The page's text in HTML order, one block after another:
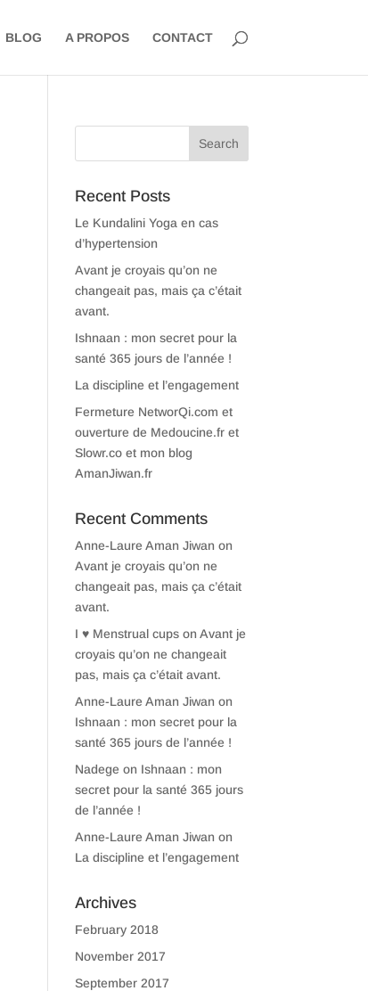
BLOG A PROPOS CONTACT
Recent Posts
Le Kundalini Yoga en cas
d’hypertension
Avant je croyais qu’on ne
changeait pas, mais ça c’était
avant.
Ishnaan : mon secret pour la
santé 365 jours de l’année !
La discipline et l’engagement
Fermeture NetworQi.com et
ouverture de Medoucine.fr et
Slowr.co et mon blog
AmanJiwan.fr
Recent Comments
Anne-Laure Aman Jiwan on
Avant je croyais qu’on ne
changeait pas, mais ça c’était
avant.
I ♥ Menstrual cups onAvant je
croyais qu’on ne changeait
pas, mais ça c’était avant.
Anne-Laure Aman Jiwan on
Ishnaan : mon secret pour la
santé 365 jours de l’année !
Nadege on Ishnaan : mon
secret pour la santé 365 jours
de l’année !
Anne-Laure Aman Jiwan on
La discipline et l’engagement
Archives
February 2018
November 2017
September 2017